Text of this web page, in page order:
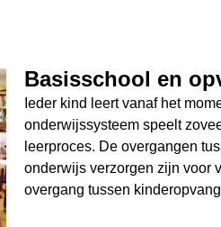
Basisschool en
Ieder kind leert vanaf het
onderwijssysteem speelt
leerproces. De overgangen
onderwijs verzorgen zijn voor
overgang tussen